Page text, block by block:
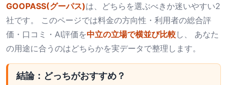
GOOPASS(グーパス)は、どちらを選ぶべきか迷いやすい2
社です。 このページでは料金の方向性・利用者の総合評
価・口コミ・AI評価を中立の立場で横並び比較し、 あなた
の用途に合うのはどちらかを実データで整理します。
結論：どっちがおすすめ？